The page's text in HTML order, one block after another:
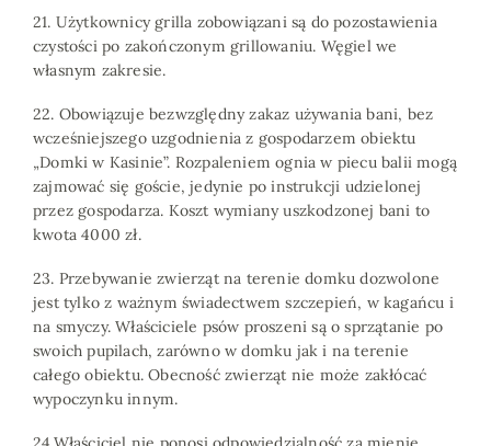
Domki i cennik
Wyżywienie
21. Użytkownicy grilla zobowiązani są do pozostawienia
czystości po zakończonym grillowaniu. Węgiel we
własnym zakresie.
22. Obowiązuje bezwzględny zakaz używania bani, bez
wcześniejszego uzgodnienia z gospodarzem obiektu
„Domki w Kasinie”. Rozpaleniem ognia w piecu balii mogą
zajmować się goście, jedynie po instrukcji udzielonej
przez gospodarza. Koszt wymiany uszkodzonej bani to
kwota 4000 zł.
23. Przebywanie zwierząt na terenie domku dozwolone
jest tylko z ważnym świadectwem szczepień, w kagańcu i
na smyczy. Właściciele psów proszeni są o sprzątanie po
swoich pupilach, zarówno w domku jak i na terenie
całego obiektu. Obecność zwierząt nie może zakłócać
wypoczynku innym.